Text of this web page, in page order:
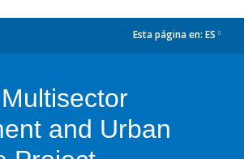
Esta página en: ES
and Urban